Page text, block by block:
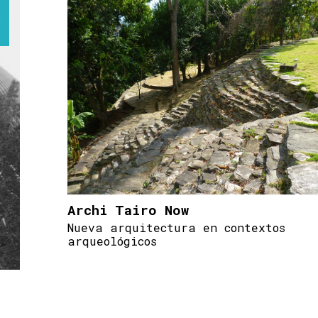
Archi Tairo Now
Nueva arquitectura en contextos
arqueológicos